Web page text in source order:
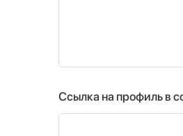
Ссылка на профиль в